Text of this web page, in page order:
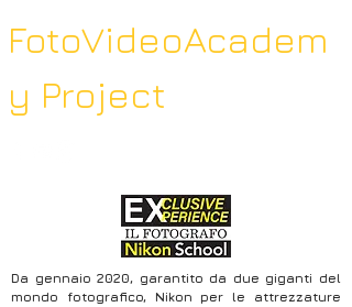
FotoVideoAcadem
y Project
Da gennaio 2020, garantito da due giganti del
mondo fotografico, Nikon per le attrezzature